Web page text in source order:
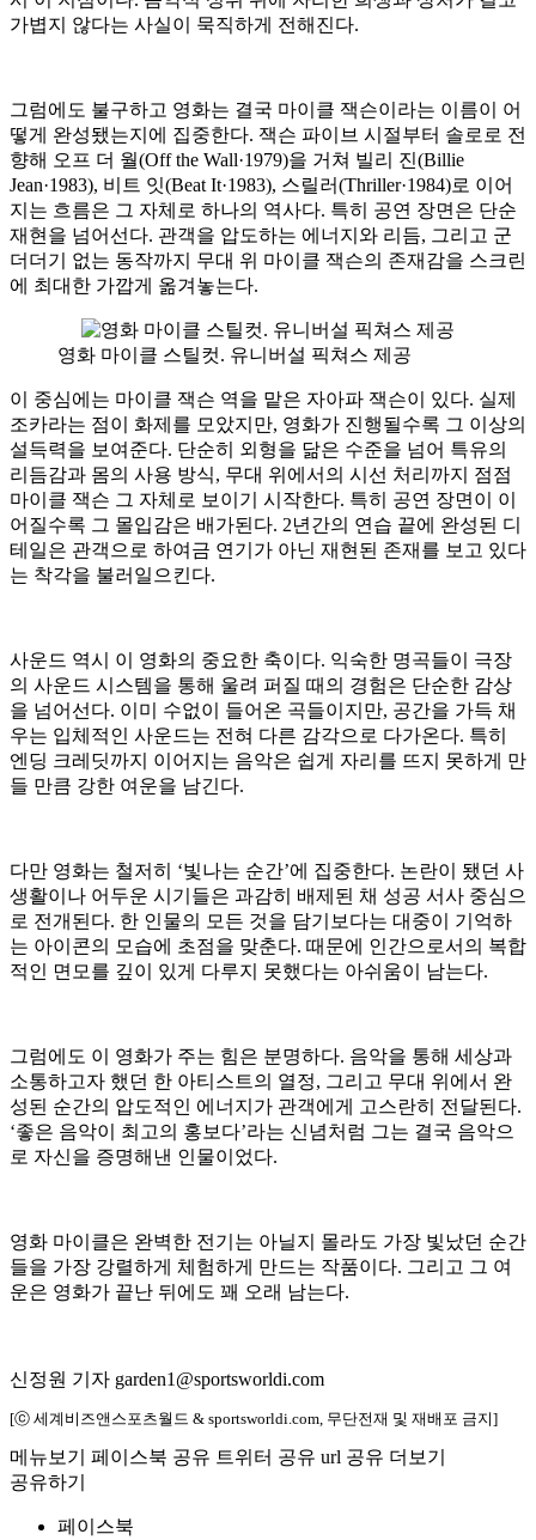
가볍지 않다는 사실이 묵직하게 전해진다.
그럼에도 불구하고 영화는 결국 마이클 잭슨이라는 이름이 어
떻게 완성됐는지에 집중한다. 잭슨 파이브 시절부터 솔로로 전
향해 오프 더 월(Off the Wall·1979)을 거쳐 빌리 진(Billie
Jean·1983), 비트 잇(Beat It·1983), 스릴러(Thriller·1984)로 이어
지는 흐름은 그 자체로 하나의 역사다. 특히 공연 장면은 단순
재현을 넘어선다. 관객을 압도하는 에너지와 리듬, 그리고 군
더더기 없는 동작까지 무대 위 마이클 잭슨의 존재감을 스크린
에 최대한 가깝게 옮겨놓는다.
영화 마이클 스틸컷. 유니버설 픽쳐스 제공
이 중심에는 마이클 잭슨 역을 맡은 자아파 잭슨이 있다. 실제
조카라는 점이 화제를 모았지만, 영화가 진행될수록 그 이상의
설득력을 보여준다. 단순히 외형을 닮은 수준을 넘어 특유의
리듬감과 몸의 사용 방식, 무대 위에서의 시선 처리까지 점점
마이클 잭슨 그 자체로 보이기 시작한다. 특히 공연 장면이 이
어질수록 그 몰입감은 배가된다. 2년간의 연습 끝에 완성된 디
테일은 관객으로 하여금 연기가 아닌 재현된 존재를 보고 있다
는 착각을 불러일으킨다.
사운드 역시 이 영화의 중요한 축이다. 익숙한 명곡들이 극장
의 사운드 시스템을 통해 울려 퍼질 때의 경험은 단순한 감상
을 넘어선다. 이미 수없이 들어온 곡들이지만, 공간을 가득 채
우는 입체적인 사운드는 전혀 다른 감각으로 다가온다. 특히
엔딩 크레딧까지 이어지는 음악은 쉽게 자리를 뜨지 못하게 만
들 만큼 강한 여운을 남긴다.
다만 영화는 철저히 ‘빛나는 순간’에 집중한다. 논란이 됐던 사
생활이나 어두운 시기들은 과감히 배제된 채 성공 서사 중심으
로 전개된다. 한 인물의 모든 것을 담기보다는 대중이 기억하
는 아이콘의 모습에 초점을 맞춘다. 때문에 인간으로서의 복합
적인 면모를 깊이 있게 다루지 못했다는 아쉬움이 남는다.
그럼에도 이 영화가 주는 힘은 분명하다. 음악을 통해 세상과
소통하고자 했던 한 아티스트의 열정, 그리고 무대 위에서 완
성된 순간의 압도적인 에너지가 관객에게 고스란히 전달된다.
‘좋은 음악이 최고의 홍보다’라는 신념처럼 그는 결국 음악으
로 자신을 증명해낸 인물이었다.
영화 마이클은 완벽한 전기는 아닐지 몰라도 가장 빛났던 순간
들을 가장 강렬하게 체험하게 만드는 작품이다. 그리고 그 여
운은 영화가 끝난 뒤에도 꽤 오래 남는다.
신정원 기자 garden1@sportsworldi.com
[ⓒ 세계비즈앤스포츠월드 & sportsworldi.com, 무단전재 및 재배포 금지]
메뉴보기 페이스북 공유 트위터 공유 url 공유 더보기
공유하기
페이스북